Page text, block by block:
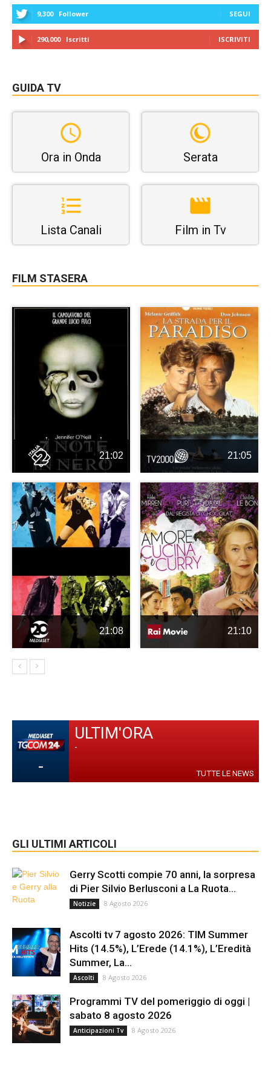
9,300 Follower SEGUI
290,000 Iscritti ISCRIVITI
GUIDA TV
Ora in Onda Serata
Lista Canali Film in Tv
FILM STASERA
21:02 21:05
21:08 21:10
-
ULTIM'ORA
-
TUTTE LE NEWS
GLI ULTIMI ARTICOLI
Gerry Scotti compie 70 anni, la sorpresa
di Pier Silvio Berlusconi a La Ruota...
Notizie 8 Agosto 2026
Ascolti tv 7 agosto 2026: TIM Summer
Hits (14.5%), L’Erede (14.1%), L’Eredità
Summer, La...
Ascolti 8 Agosto 2026
Programmi TV del pomeriggio di oggi |
sabato 8 agosto 2026
Anticipazioni Tv 8 Agosto 2026